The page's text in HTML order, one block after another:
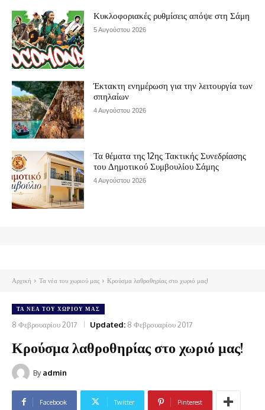
Κυκλοφοριακές ρυθμίσεις απόψε στη Σάμη
5 Αυγούστου 2026
Έκτακτη ενημέρωση για την λειτουργία των
σπηλαίων
4 Αυγούστου 2026
Τα θέματα της 12ης Τακτικής Συνεδρίασης
του Δημοτικού Συμβουλίου Σάμης
4 Αυγούστου 2026